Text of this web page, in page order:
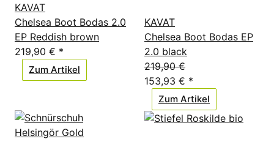
KAVAT
Chelsea Boot Bodas 2.0
EP Reddish brown
219,90 € *
Zum Artikel
KAVAT
Chelsea Boot Bodas EP
2.0 black
219,90 €
153,93 € *
Zum Artikel